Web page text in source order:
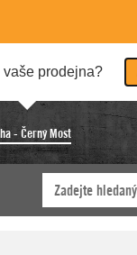
vaše prodejna?
- Černý Most